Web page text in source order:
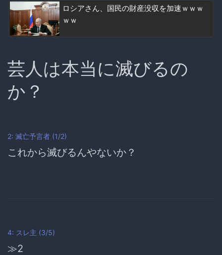
ロシアさん、国民の財産没収を加速ｗｗｗ
ｗｗ
芸人は本当に滅びるの
か？
2: 滅亡予言者 (1/2)
これから滅びるんやないか？
4: スレ主 (3/5)
≫2